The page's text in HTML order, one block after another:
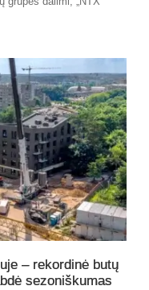
– rekordinė butų
sezoniškumas